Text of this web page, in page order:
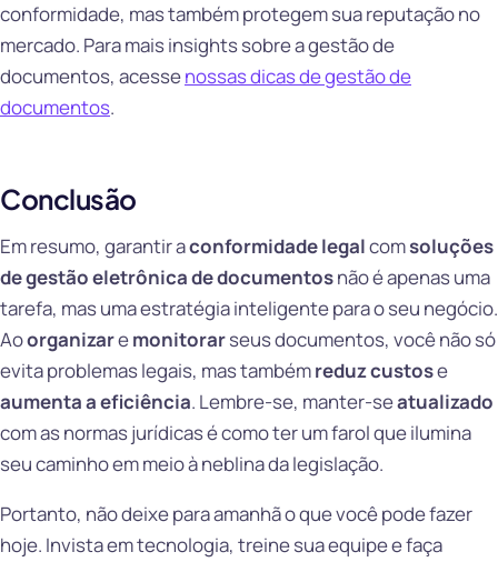
conformidade, mas também protegem sua reputação no
mercado. Para mais insights sobre a gestão de
documentos, acessenossas dicas de gestão de
documentos.
Conclusão
Em resumo, garantir aconformidade legalcomsoluções
de gestão eletrônica de documentosnão é apenas uma
tarefa, mas uma estratégia inteligente para o seu negócio.
Aoorganizaremonitorarseus documentos, você não só
evita problemas legais, mas tambémreduz custose
aumenta a eficiência. Lembre-se, manter-seatualizado
com as normas jurídicas é como ter um farol que ilumina
seu caminho em meio à neblina da legislação.
Portanto, não deixe para amanhã o que você pode fazer
hoje. Invista em tecnologia, treine sua equipe e faça